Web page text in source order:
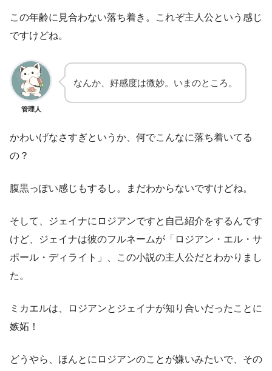
この年齢に見合わない落ち着き。これぞ主人公という感じ
ですけどね。
管理人
なんか、好感度は微妙。いまのところ。
かわいげなさすぎというか、何でこんなに落ち着いてる
の？
腹黒っぽい感じもするし。まだわからないですけどね。
そして、ジェイナにロジアンですと自己紹介をするんです
けど、ジェイナは彼のフルネームが「ロジアン・エル・サ
ポール・ディライト」、この小説の主人公だとわかりまし
た。
ミカエルは、ロジアンとジェイナが知り合いだったことに
嫉妬！
どうやら、ほんとにロジアンのことが嫌いみたいで、その